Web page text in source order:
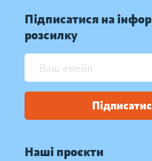
Підписатися на
розсилку
Наші проєкти